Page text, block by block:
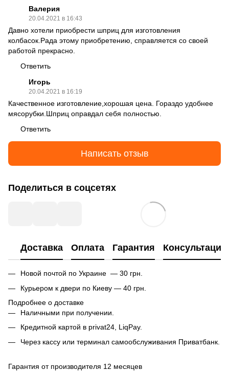
Валерия
20.04.2021 в 16:43
Давно хотели приобрести шприц для изготовления
колбасок.Рада этому приобретению, справляется со своей
работой прекрасно.
Ответить
Игорь
20.04.2021 в 16:19
Качественное изготовление,хорошая цена. Гораздо удобнее
мясорубки.Шприц оправдал себя полностью.
Ответить
Написать отзыв
Поделиться в соцсетях
Доставка Оплата Гарантия Консультация
Новой почтой по Украине — 30 грн.
Курьером к двери по Киеву — 40 грн.
Подробнее о доставке
Наличными при получении.
Кредитной картой в privat24, LiqPay.
Через кассу или терминал самообслуживания Приватбанк.
Гарантия от производителя 12 месяцев